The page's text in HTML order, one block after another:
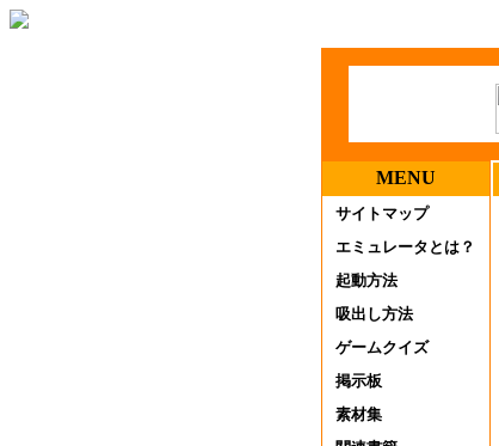
MENU
サイトマップ
エミュレータとは？
起動方法
吸出し方法
ゲームクイズ
掲示板
素材集